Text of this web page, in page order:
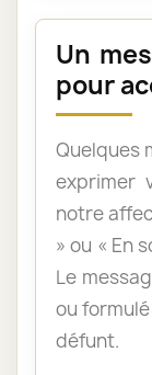
Un
pour
Quelques
exprimer
notre
» ou « En
Le
ou
défunt.